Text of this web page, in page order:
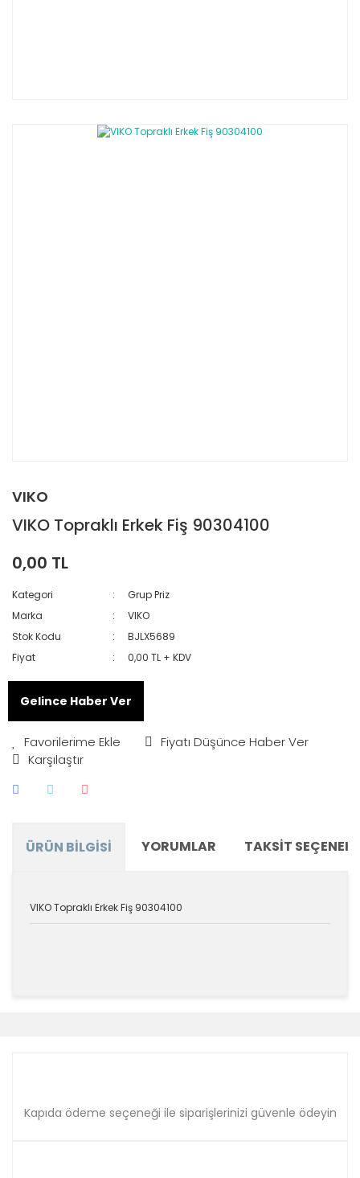
VIKO
VIKO Topraklı Erkek Fiş 90304100
0,00 TL
Kategori
Grup Priz
Marka
VIKO
Stok Kodu
BJLX5689
Fiyat
0,00 TL + KDV
Gelince Haber Ver
Fiyatı Düşünce Haber Ver
Karşılaştır
ÜRÜN BILGISI YORUMLAR TAKSIT
VIKO Topraklı Erkek Fiş 90304100
Ürün açıklamasında eksik bilgiler bulunuyor.
Kapıda ödeme seçeneği ile siparişlerinizi güvenle ödeyin